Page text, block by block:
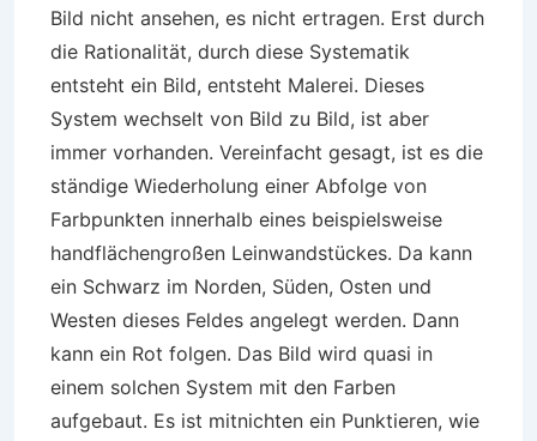
Bild nicht ansehen, es nicht ertragen. Erst durch
die Rationalität, durch diese Systematik
entsteht ein Bild, entsteht Malerei. Dieses
System wechselt von Bild zu Bild, ist aber
immer vorhanden. Vereinfacht gesagt, ist es die
ständige Wiederholung einer Abfolge von
Farbpunkten innerhalb eines beispielsweise
handflächengroßen Leinwandstückes. Da kann
ein Schwarz im Norden, Süden, Osten und
Westen dieses Feldes angelegt werden. Dann
kann ein Rot folgen. Das Bild wird quasi in
einem solchen System mit den Farben
aufgebaut. Es ist mitnichten ein Punktieren, wie